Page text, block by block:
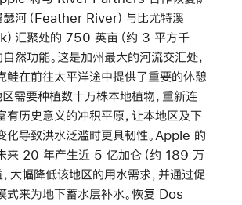
瑟河（Feather River）与比尤特溪
）汇聚处的 750 英亩（约 3 平方千
然功能。这是加州最大的河流交汇处，
鲑在前往太平洋途中提供了重要的休憩
区需要种植数十万株本地植物，重新连
有历史意义的冲积平原，让本地区及下
化导致洪水泛滥时更具韧性。Apple 的
来 20 年产生近 5 亿加仑（约 189 万
大幅降低该地区的用水需求，并通过促
式来为地下蓄水层补水。恢复 Dos